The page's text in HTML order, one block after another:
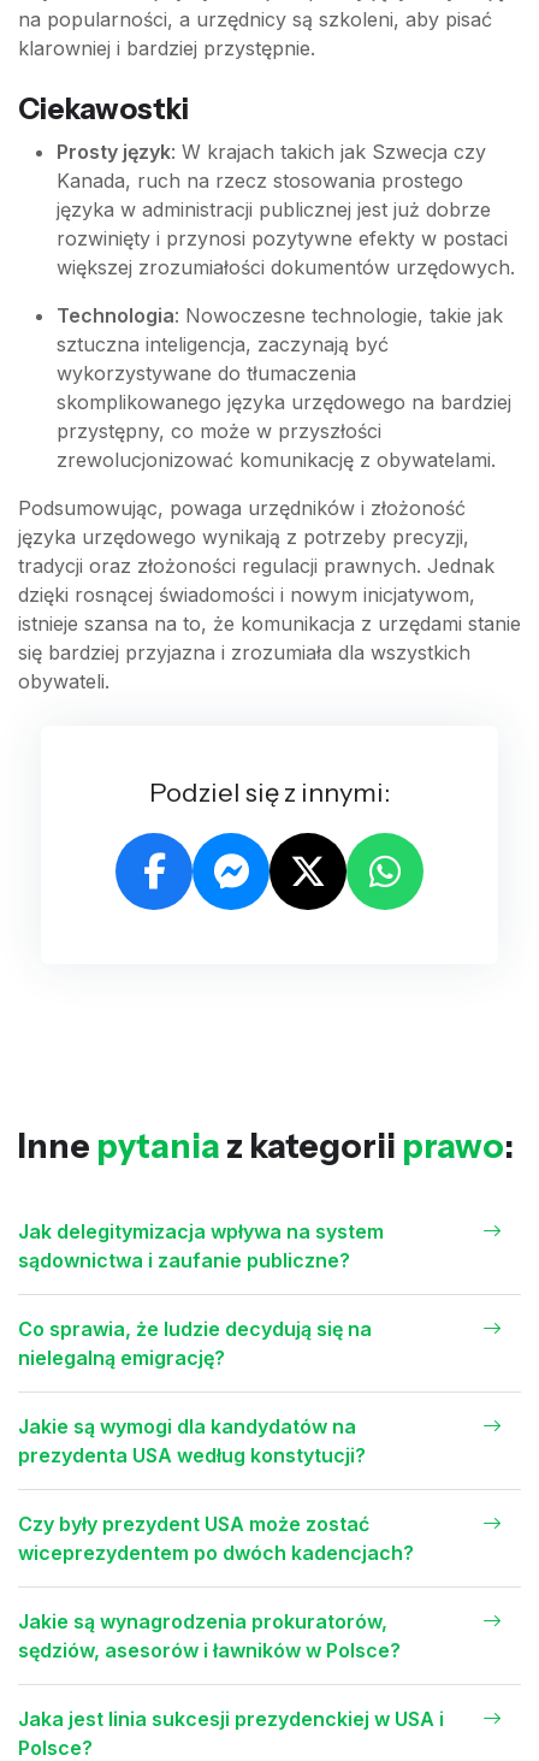
na popularności, a urzędnicy są szkoleni, aby pisać
klarowniej i bardziej przystępnie.
Ciekawostki
Prosty język: W krajach takich jak Szwecja czy
Kanada, ruch na rzecz stosowania prostego
języka w administracji publicznej jest już dobrze
rozwinięty i przynosi pozytywne efekty w postaci
większej zrozumiałości dokumentów urzędowych.
Technologia: Nowoczesne technologie, takie jak
sztuczna inteligencja, zaczynają być
wykorzystywane do tłumaczenia
skomplikowanego języka urzędowego na bardziej
przystępny, co może w przyszłości
zrewolucjonizować komunikację z obywatelami.
Podsumowując, powaga urzędników i złożoność
języka urzędowego wynikają z potrzeby precyzji,
tradycji oraz złożoności regulacji prawnych. Jednak
dzięki rosnącej świadomości i nowym inicjatywom,
istnieje szansa na to, że komunikacja z urzędami stanie
się bardziej przyjazna i zrozumiała dla wszystkich
obywateli.
Podziel się z innymi:
Inne pytania z kategorii prawo:
Jak delegitymizacja wpływa na system
sądownictwa i zaufanie publiczne?
Co sprawia, że ludzie decydują się na
nielegalną emigrację?
Jakie są wymogi dla kandydatów na
prezydenta USA według konstytucji?
Czy były prezydent USA może zostać
wiceprezydentem po dwóch kadencjach?
Jakie są wynagrodzenia prokuratorów,
sędziów, asesorów i ławników w Polsce?
Jaka jest linia sukcesji prezydenckiej w USA i
Polsce?